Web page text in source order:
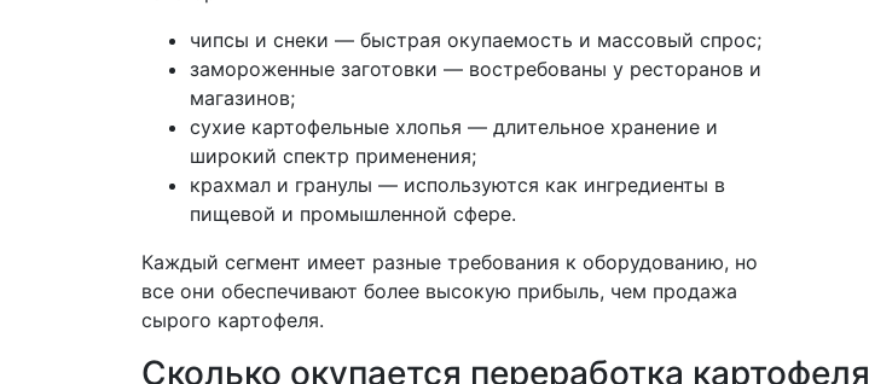
чипсы и снеки — быстрая окупаемость и массовый спрос;
замороженные заготовки — востребованы у ресторанов и
магазинов;
сухие картофельные хлопья — длительное хранение и
широкий спектр применения;
крахмал и гранулы — используются как ингредиенты в
пищевой и промышленной сфере.
Каждый сегмент имеет разные требования к оборудованию, но
все они обеспечивают более высокую прибыль, чем продажа
сырого картофеля.
Сколько окупается переработка картофеля